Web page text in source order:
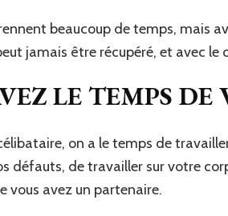
beaucoup de temps, mais
jamais être récupéré, et avec
LE TEMPS DE
on a le temps de
défauts, de travailler sur votre
vous avez un partenaire.